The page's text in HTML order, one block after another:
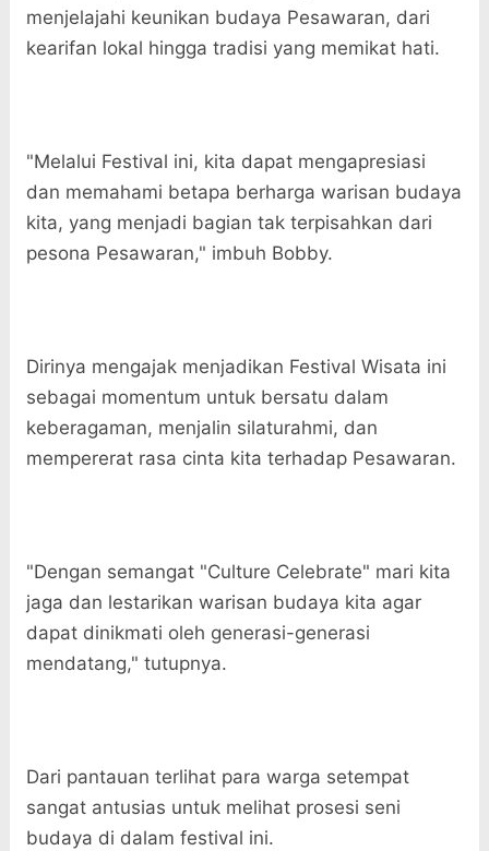
menjelajahi keunikan budaya Pesawaran, dari
kearifan lokal hingga tradisi yang memikat hati.
"Melalui Festival ini, kita dapat mengapresiasi
dan memahami betapa berharga warisan budaya
kita, yang menjadi bagian tak terpisahkan dari
pesona Pesawaran," imbuh Bobby.
Dirinya mengajak menjadikan Festival Wisata ini
sebagai momentum untuk bersatu dalam
keberagaman, menjalin silaturahmi, dan
mempererat rasa cinta kita terhadap Pesawaran.
"Dengan semangat "Culture Celebrate" mari kita
jaga dan lestarikan warisan budaya kita agar
dapat dinikmati oleh generasi-generasi
mendatang," tutupnya.
Dari pantauan terlihat para warga setempat
sangat antusias untuk melihat prosesi seni
budaya di dalam festival ini.